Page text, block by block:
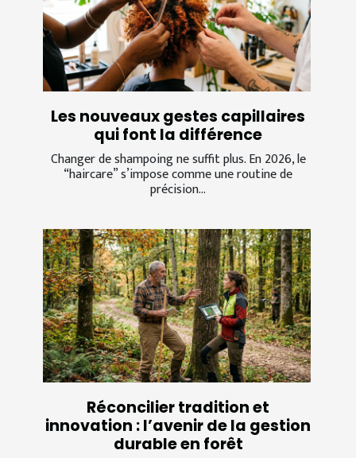
Les nouveaux gestes capillaires
qui font la différence
Changer de shampoing ne suffit plus. En 2026, le
“haircare” s’impose comme une routine de
précision...
Réconcilier tradition et
innovation : l’avenir de la gestion
durable en forêt